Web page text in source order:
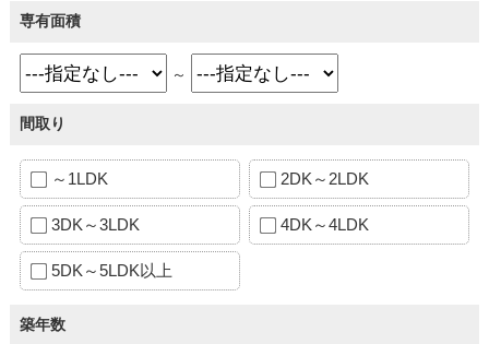
専有面積
～
間取り
～1LDK 2DK～2LDK
3DK～3LDK 4DK～4LDK
5DK～5LDK以上
築年数